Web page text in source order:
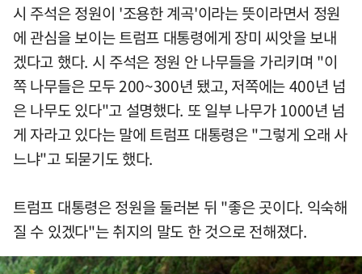
시 주석은 정원이 '조용한 계곡'이라는 뜻이라면서 정원
에 관심을 보이는 트럼프 대통령에게 장미 씨앗을 보내
겠다고 했다. 시 주석은 정원 안 나무들을 가리키며 "이
쪽 나무들은 모두 200~300년 됐고, 저쪽에는 400년 넘
은 나무도 있다"고 설명했다. 또 일부 나무가 1000년 넘
게 자라고 있다는 말에 트럼프 대통령은 "그렇게 오래 사
느냐"고 되묻기도 했다.
트럼프 대통령은 정원을 둘러본 뒤 "좋은 곳이다. 익숙해
질 수 있겠다"는 취지의 말도 한 것으로 전해졌다.